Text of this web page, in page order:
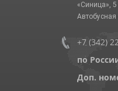
«Синица»,
Автобусная
+7 (342)
по
Доп.